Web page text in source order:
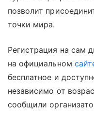
позволит
точки мира.
Регистрация на сам
на официальном
бесплатное и
независимо от
сообщили